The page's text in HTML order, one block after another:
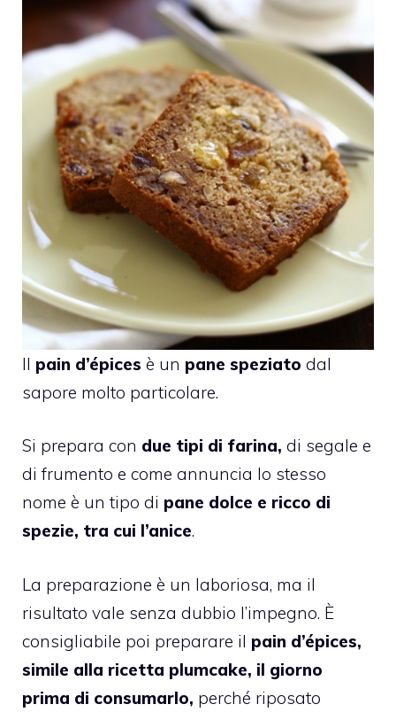
Il pain d’épices è un pane speziato dal
sapore molto particolare.
Si prepara con due tipi di farina, di segale e
di frumento e come annuncia lo stesso
nome è un tipo di pane dolce e ricco di
spezie, tra cui l’anice.
La preparazione è un laboriosa, ma il
risultato vale senza dubbio l’impegno. È
consigliabile poi preparare il pain d’épices,
simile alla ricetta plumcake, il giorno
prima di consumarlo, perché riposato